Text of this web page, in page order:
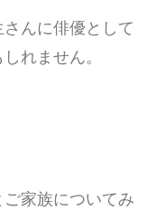
んに俳優として
れません。
家族についてみ